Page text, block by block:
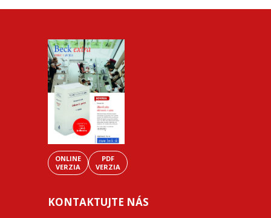
ONLINE
VERZIA
PDF
VERZIA
KONTAKTUJTE NÁS